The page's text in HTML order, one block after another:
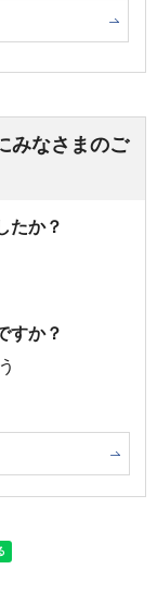
みなさまのご
たか？
すか？